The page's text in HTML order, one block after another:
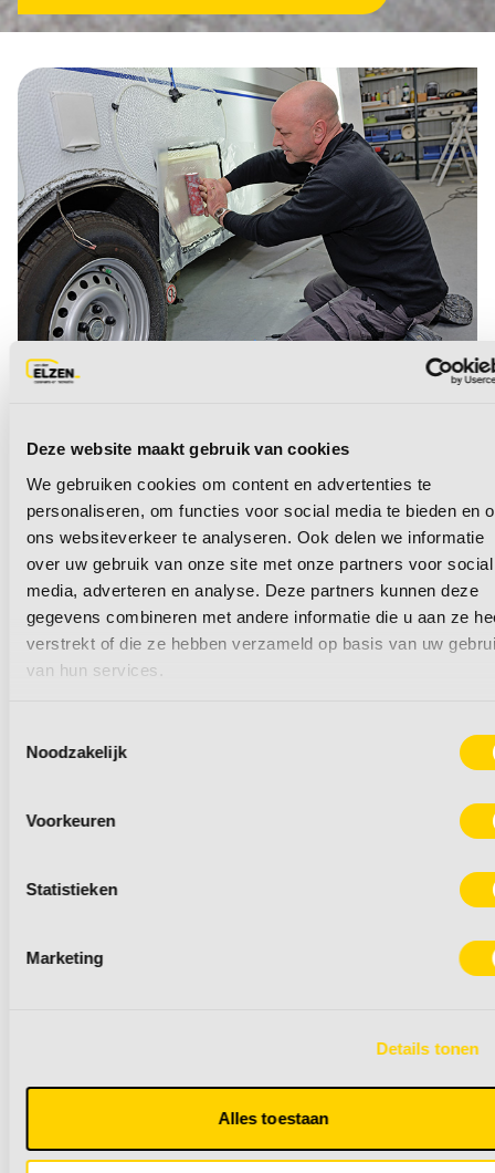
Deze website maakt gebruik van cookies
We gebruiken cookies om content en advertenties te
personaliseren, om functies voor social media te bieden en
ons websiteverkeer te analyseren. Ook delen we informatie
over uw gebruik van onze site met onze partners voor social
media, adverteren en analyse. Deze partners kunnen deze
gegevens combineren met andere informatie die u aan ze
verstrekt of die ze hebben verzameld op basis van uw
van hun services.
Noodzakelijk
Voorkeuren
Statistieken
Marketing
Details tonen
Alles toestaan
Vacature:
schadehersteller/
(32-40 uur)
Werk jij graag precies, heb je oog voor
detail en haal je energie uit strak en
Elzen Caravans en Recreatie, in Zeeland